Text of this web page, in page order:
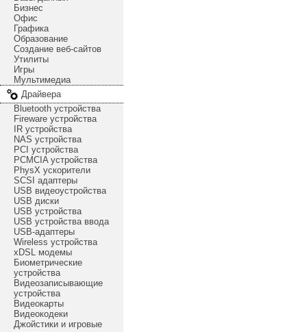
Бизнес
Офис
Графика
Образование
Создание веб-сайтов
Утилиты
Игры
Мультимедиа
Драйвера
Bluetooth устройства
Fireware устройства
IR устройства
NAS устройства
PCI устройства
PCMCIA устройства
PhysX ускорители
SCSI адаптеры
USB видеоустройства
USB диски
USB устройства
USB устройства ввода
USB-адаптеры
Wireless устройства
xDSL модемы
Биометрические
устройства
Видеозаписывающие
устройства
Видеокарты
Видеокодеки
Джойстики и игровые